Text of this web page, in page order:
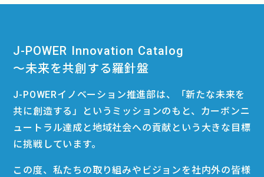
J-POWER Innovation Catalog
〜未来を共創する羅針盤
J-POWERイノベーション推進部は、「新たな未来を
共に創造する」というミッションのもと、カーボンニ
ュートラル達成と地域社会への貢献という大きな目標
に挑戦しています。
この度、私たちの取り組みやビジョンを社内外の皆様